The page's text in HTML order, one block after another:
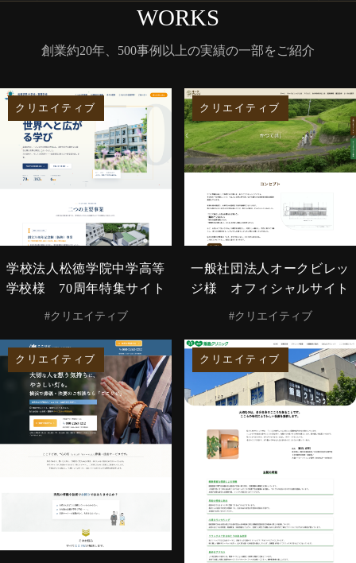
WORKS
創業約20年、500事例以上の実績の一部をご紹介
クリエイティブ
学校法人松徳学院中学高等
学校様 70周年特集サイト
#クリエイティブ
クリエイティブ
一般社団法人オークビレッ
ジ様 オフィシャルサイト
#クリエイティブ
クリエイティブ クリエイティブ